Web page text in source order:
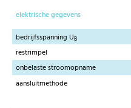
elektrische gegevens
bedrijfsspanning UB
restrimpel
onbelaste stroomopname
aansluitmethode